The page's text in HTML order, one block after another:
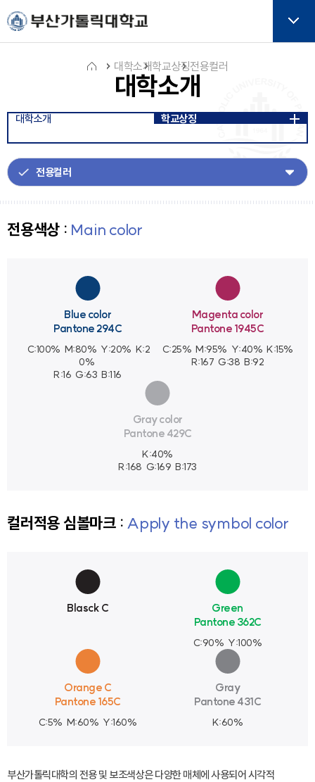
주메뉴로 가기
본문으로 가기
하단으로 가기
대학소개
이
콘
대학소개학교상징전용컬러
대학소개 학교상징
전용색상 : Main color
Blue color
Pantone 294C
C:100% M:80% Y:20% K:2
0%
R:16 G:63 B:116
Magenta color
Pantone 1945C
C:25% M:95% Y:40% K:15%
R:167 G:38 B:92
Gray color
Pantone 429C
K:40%
R:168 G:169 B:173
컬러적용 심볼마크 : Apply the symbol color
Blasck C
Green
Pantone 362C
C:90% Y:100%
Orange C
Pantone 165C
C:5% M:60% Y:160%
Gray
Pantone 431C
K:60%
부산가톨릭대학의 전용 및 보조색상은 다양한 매체에 사용되어 시각적